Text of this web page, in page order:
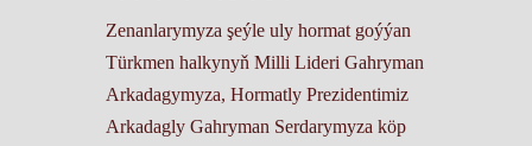
Zenanlarymyza şeýle uly hormat goýýan
Türkmen halkynyň Milli Lideri Gahryman
Arkadagymyza, Hormatly Prezidentimiz
Arkadagly Gahryman Serdarymyza köp